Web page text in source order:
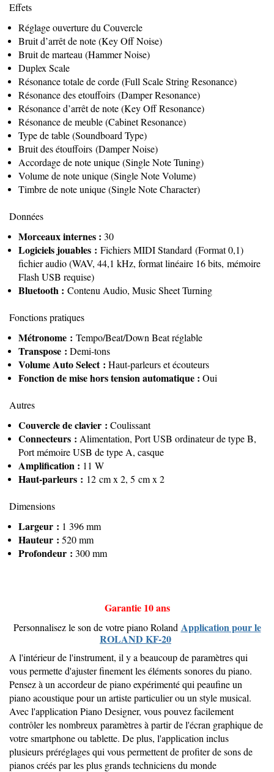
Effets
Réglage ouverture du Couvercle
Bruit d’arrêt de note (Key Off Noise)
Bruit de marteau (Hammer Noise)
Duplex Scale
Résonance totale de corde (Full Scale String Resonance)
Résonance des etouffoirs (Damper Resonance)
Résonance d’arrêt de note (Key Off Resonance)
Résonance de meuble (Cabinet Resonance)
Type de table (Soundboard Type)
Bruit des étouffoirs (Damper Noise)
Accordage de note unique (Single Note Tuning)
Volume de note unique (Single Note Volume)
Timbre de note unique (Single Note Character)
Données
Morceaux internes : 30
Logiciels jouables : Fichiers MIDI Standard (Format 0,1)
fichier audio (WAV, 44,1 kHz, format linéaire 16 bits, mémoire
Flash USB requise)
Bluetooth : Contenu Audio, Music Sheet Turning
Fonctions pratiques
Métronome : Tempo/Beat/Down Beat réglable
Transpose : Demi-tons
Volume Auto Select : Haut-parleurs et écouteurs
Fonction de mise hors tension automatique : Oui
Autres
Couvercle de clavier : Coulissant
Connecteurs : Alimentation, Port USB ordinateur de type B,
Port mémoire USB de type A, casque
Amplification : 11 W
Haut-parleurs : 12 cm x 2, 5 cm x 2
Dimensions
Largeur : 1 396 mm
Hauteur : 520 mm
Profondeur : 300 mm
Garantie 10 ans
Personnalisez le son de votre piano Roland Application pour le
ROLAND KF-20
A l'intérieur de l'instrument, il y a beaucoup de paramètres qui
vous permette d'ajuster finement les éléments sonores du piano.
Pensez à un accordeur de piano expérimenté qui peaufine un
piano acoustique pour un artiste particulier ou un style musical.
Avec l'application Piano Designer, vous pouvez facilement
contrôler les nombreux paramètres à partir de l'écran graphique de
votre smartphone ou tablette. De plus, l'application inclus
plusieurs préréglages qui vous permettent de profiter de sons de
pianos créés par les plus grands techniciens du monde